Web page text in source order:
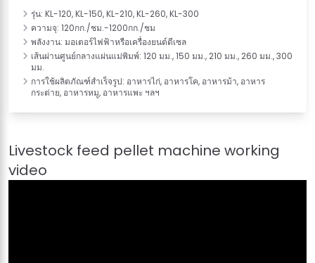
รุ่น: KL-120, KL-150, KL-210, KL-260, KL-300
ความจุ: 120กก./ชม.-1200กก./ชม
พลังงาน: มอเตอร์ไฟฟ้าหรือเครื่องยนต์ดีเซล
เส้นผ่านศูนย์กลางแผ่นแม่พิมพ์: 120 มม., 150 มม., 210 มม., 260 มม., 300
มม.
การใช้ผลิตภัณฑ์สำเร็จรูป: อาหารไก่, อาหารโค, อาหารม้า, อาหาร
กระต่าย, อาหารหมู, อาหารแพะ ฯลฯ